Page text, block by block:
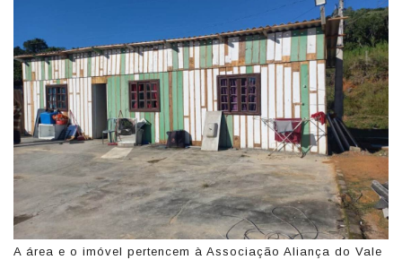
A área e o imóvel pertencem à Associação Aliança do Vale